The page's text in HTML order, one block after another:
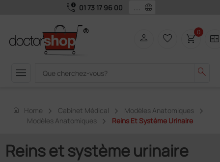
call_quality 01 73 17 96 00 language
menu search
person favorite_border shopping_cart0 two_pager
home Home Cabinet Médical
Modèles Anatomiques
Modèles Anatomiques
Reins Et Système Urinaire
Reins et système urinaire